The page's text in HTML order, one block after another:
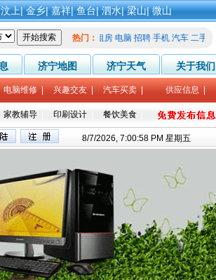
汶上|金乡|嘉祥|鱼台|泗水|梁山|微山
热门： 租房 电脑 招聘 手机 汽车 二手
济宁地图 济宁天气 关于我们
电脑维修| 兴趣交友| 汽车买卖| 供应信息
家教辅导| 印刷设计| 餐饮美食|
8/7/2026, 7:00:58 PM 星期五